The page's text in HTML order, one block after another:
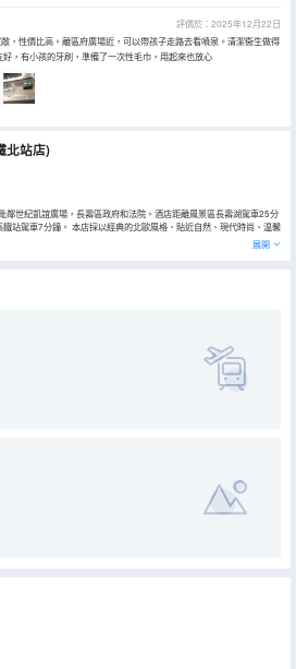
評價於：2025年12月22日
，性價比高。離區府廣場近，可以帶孩子走路去看噴泉。清潔衞生做得
好，有小孩的牙刷，準備了一次性毛巾，用起來也放心
北站店)
鄰世紀凱誼廣場，長壽區政府和法院。酒店距離風景區長壽湖駕車25分
站駕車7分鐘。 本店採以經典的北歐風格、貼近自然、現代時尚、温馨
展開